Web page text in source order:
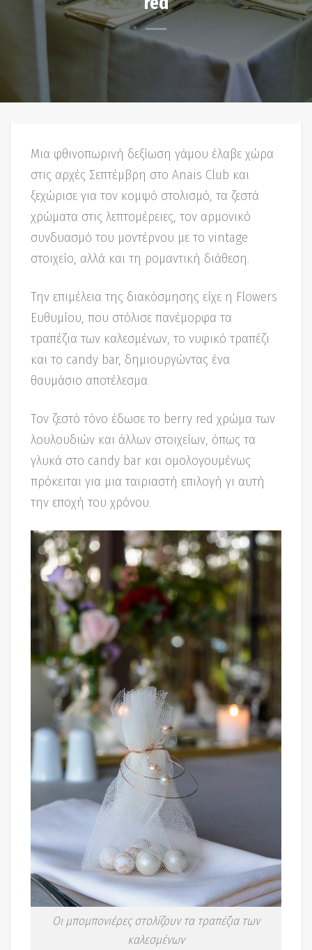
Μια φθινοπωρινή δεξίωση γάμου έλαβε χώρα
στις αρχές Σεπτέμβρη στο Anais Club και
ξεχώρισε για τον κομψό στολισμό, τα ζεστά
χρώματα στις λεπτομέρειες, τον αρμονικό
συνδυασμό του μοντέρνου με το vintage
στοιχείο, αλλά και τη ρομαντική διάθεση.
Την επιμέλεια της διακόσμησης είχε η Flowers
Ευθυμίου, που στόλισε πανέμορφα τα
τραπέζια των καλεσμένων, το νυφικό τραπέζι
και το candy bar, δημιουργώντας ένα
θαυμάσιο αποτέλεσμα.
Τον ζεστό τόνο έδωσε το berry red χρώμα των
λουλουδιών και άλλων στοιχείων, όπως τα
γλυκά στο candy bar και ομολογουμένως
πρόκειται για μια ταιριαστή επιλογή γι αυτή
την εποχή του χρόνου.
Οι μπομπονιέρες στολίζουν τα τραπέζια των
καλεσμένων